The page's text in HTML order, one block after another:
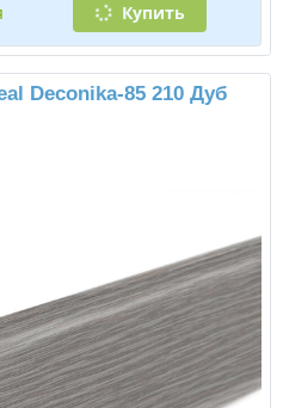
Купить
Deconika-85 210 Дуб